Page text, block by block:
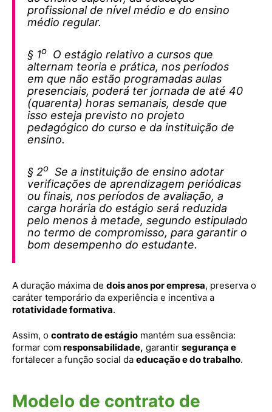
profissional de nível médio e do ensino
médio regular.
§ 1o O estágio relativo a cursos que
alternam teoria e prática, nos períodos
em que não estão programadas aulas
presenciais, poderá ter jornada de até 40
(quarenta) horas semanais, desde que
isso esteja previsto no projeto
pedagógico do curso e da instituição de
ensino.
§ 2o Se a instituição de ensino adotar
verificações de aprendizagem periódicas
ou finais, nos períodos de avaliação, a
carga horária do estágio será reduzida
pelo menos à metade, segundo estipulado
no termo de compromisso, para garantir o
bom desempenho do estudante.
A duração máxima de dois anos por empresa, preserva o
caráter temporário da experiência e incentiva a
rotatividade formativa.
Assim, o contrato de estágio mantém sua essência:
formar com responsabilidade, garantir segurança e
fortalecer a função social da educação e do trabalho.
Modelo de contrato de